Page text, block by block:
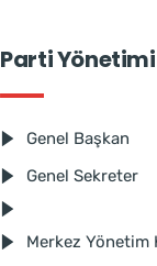
Parti Yönetimi
Genel Başkan
Genel Sekreter
Merkez Yönetim